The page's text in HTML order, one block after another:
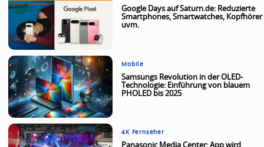
Google Days auf Saturn.de: Reduzierte
Smartphones, Smartwatches, Kopfhörer
uvm.
Mobile
Samsungs Revolution in der OLED-
Technologie: Einführung von blauem
PHOLED bis 2025
4K Fernseher